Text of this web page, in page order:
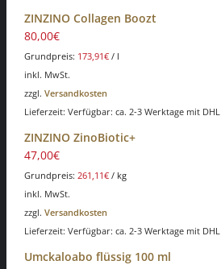
ZINZINO Collagen Boozt
80,00€
Grundpreis: 173,91€ / l
inkl. MwSt.
zzgl. Versandkosten
Lieferzeit: Verfügbar: ca. 2-3 Werktage mit DHL
ZINZINO ZinoBiotic+
47,00€
Grundpreis: 261,11€ / kg
inkl. MwSt.
zzgl. Versandkosten
Lieferzeit: Verfügbar: ca. 2-3 Werktage mit DHL
Umckaloabo flüssig 100 ml